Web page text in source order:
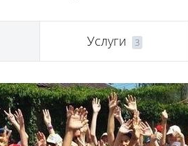
Услуги 3